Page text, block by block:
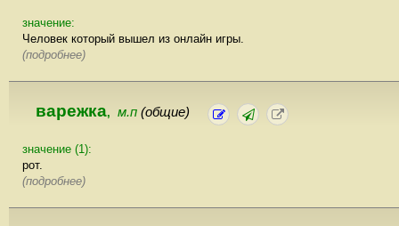
значение:
Человек который вышел из онлайн игры.
(подробнее)
варежка, м.п (общие)
значение (1):
рот.
(подробнее)